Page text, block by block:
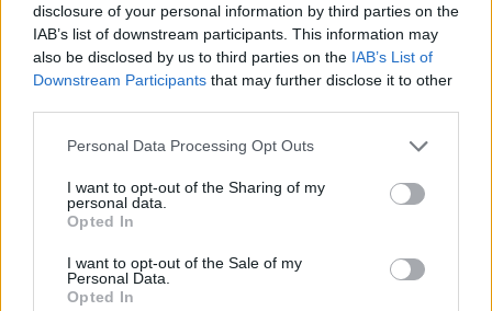
disclosure of your personal information by third parties on the
IAB’s list of downstream participants. This information may
also be disclosed by us to third parties on the IAB’s List of
Downstream Participants that may further disclose it to other
Personal Data Processing Opt Outs
I want to opt-out of the Sharing of my
personal data.
Opted In
I want to opt-out of the Sale of my
Personal Data.
Opted In
ιματιοθήκες με συνολικό κόστος λειτουργίας
τις 200.000 €» είπε ο κ. Φιλόθεος. Τόνισε
μάλιστα, ότι με αφορμή την ημερίδα, δόθηκε η
διακονίας και για να γίνει γνωστή η ιστορική
Εκκλησίας στη Θεσσαλονίκη.